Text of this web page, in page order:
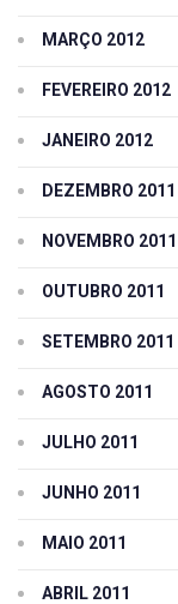
MARÇO 2012
FEVEREIRO 2012
JANEIRO 2012
DEZEMBRO 2011
NOVEMBRO 2011
OUTUBRO 2011
SETEMBRO 2011
AGOSTO 2011
JULHO 2011
JUNHO 2011
MAIO 2011
ABRIL 2011